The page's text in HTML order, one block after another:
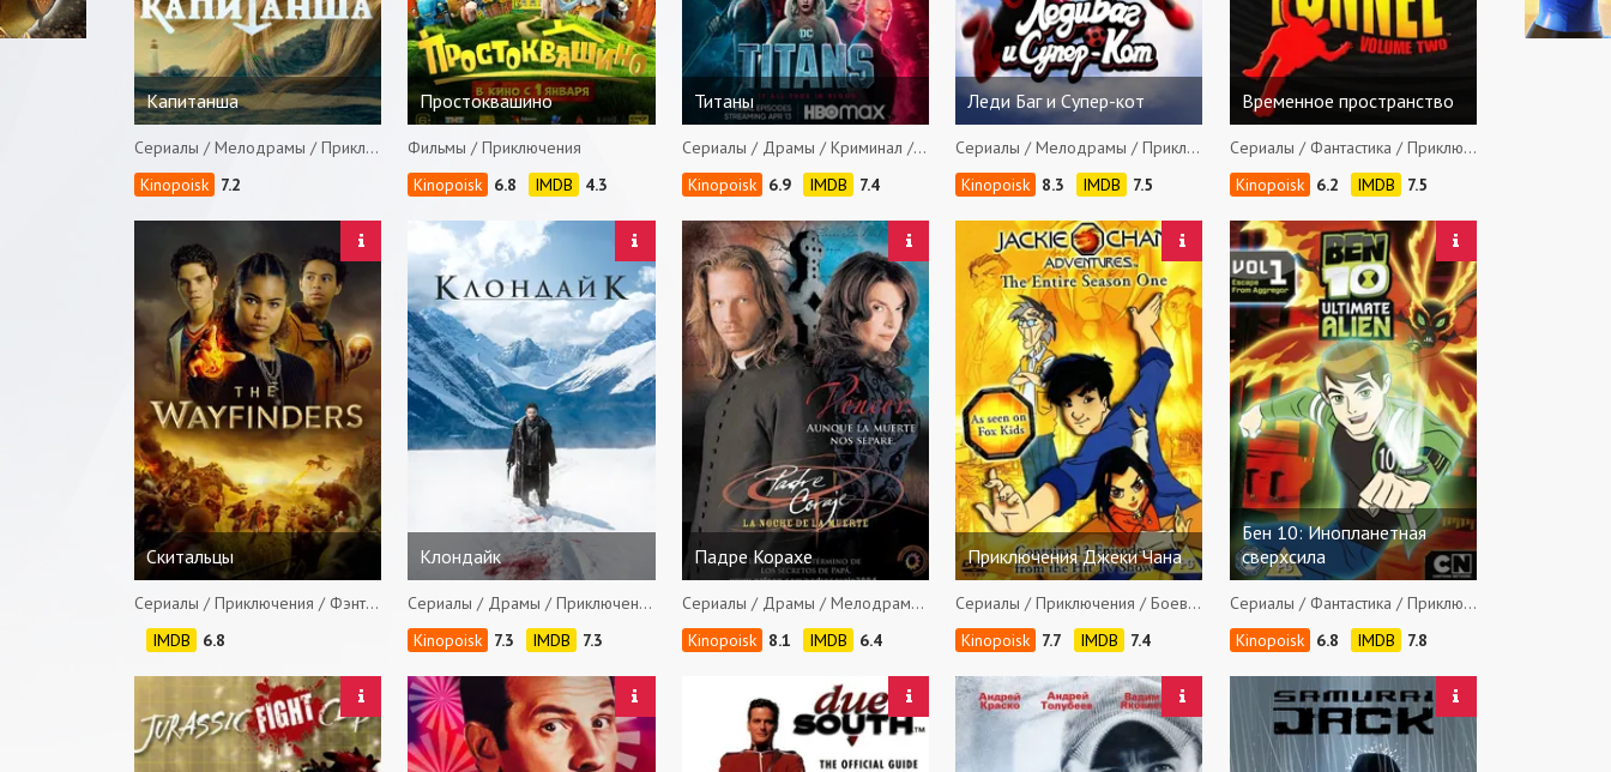
Капитанша
Сериалы / Мелодрамы / Приключения
7.2
Простоквашино
Фильмы / Приключения
6.8
4.3
Титаны
Сериалы / Драмы / Криминал / Фантастика / Приключения / Боевики / Фэнтези
6.9
7.4
Леди Баг и Супер-кот
Сериалы / Мелодрамы / Приключения / Боевики / Фэнтези / Семейные / Детские
8.3
7.5
Временное пространство
Сериалы / Фантастика / Приключения / Боевики
6.2
7.5
Скитальцы
Сериалы / Приключения / Фэнтези
6.8
Клондайк
Сериалы / Драмы / Приключения / Вестерны
7.3
7.3
Падре Корахе
Сериалы / Драмы / Мелодрамы / Детективы / Приключения / Боевики
8.1
6.4
Приключения Джеки Чана
Сериалы / Приключения / Боевики / Фэнтези / Комедии / Семейные
7.7
7.4
Бен 10: Инопланетная
сверхсила
Сериалы / Фантастика / Приключения / Боевики / Семейные
6.8
7.8